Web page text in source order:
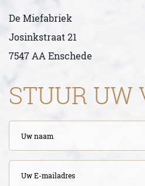
De Miefabriek
Josinkstraat 21
7547 AA Enschede
STUUR UW